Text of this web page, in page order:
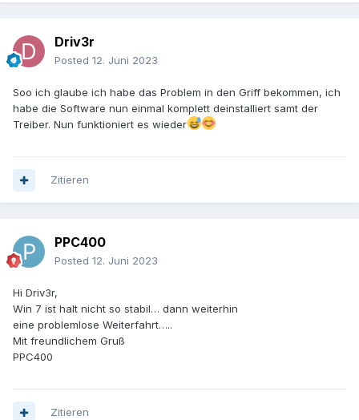
Driv3r
Posted 12. Juni 2023
Soo ich glaube ich habe das Problem in den Griff bekommen, ich
habe die Software nun einmal komplett deinstalliert samt der
Treiber. Nun funktioniert es wieder
Zitieren
PPC400
Posted 12. Juni 2023
Hi Driv3r,
Win 7 ist halt nicht so stabil… dann weiterhin
eine problemlose Weiterfahrt…..
Mit freundlichem Gruß
PPC400
Zitieren